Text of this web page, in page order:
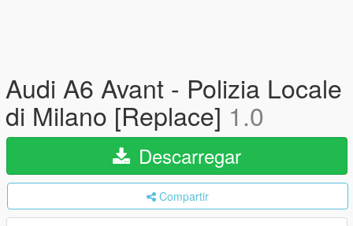
Audi A6 Avant - Polizia Locale
di Milano [Replace] 1.0
Descarregar
Compartir